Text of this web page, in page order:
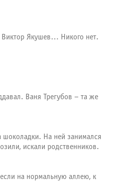
Виктор Якушев… Никого нет.
Ваня Трегубов – та же
На ней занимался
искали родственников.
на нормальную аллею, к